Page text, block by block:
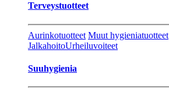
Terveystuotteet
Aurinkotuotteet Muut hygieniatuotteet
JalkahoitoUrheiluvoiteet
Suuhygienia